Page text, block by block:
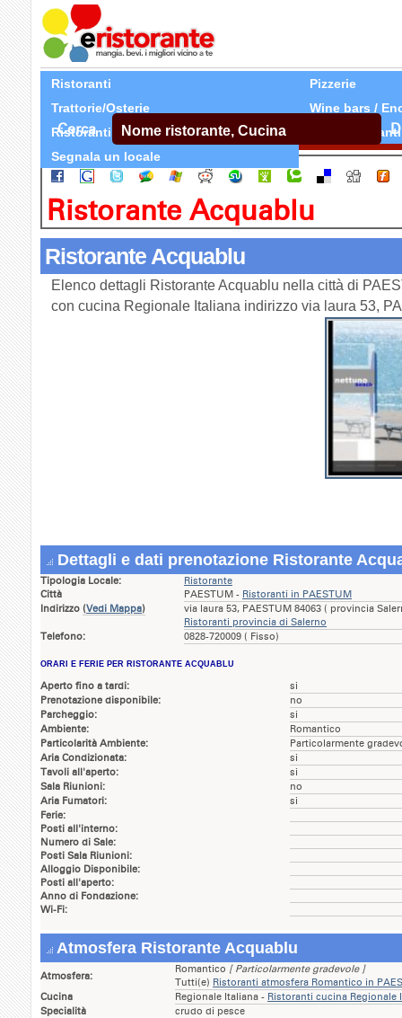
Ristoranti
Pizzerie
Trattorie/Osterie
Wine bars /
Ristoranti Etnici
Tutti Ristoranti
Segnala un locale
Cerca
Ristorante Acquablu
Ristorante Acquablu
Elenco dettagli Ristorante Acquablu nella città di
con cucina Regionale Italiana indirizzo via laura 53,
Dettagli e dati prenotazione Ristorante
Tipologia Locale:
Ristorante
Città
PAESTUM - Ristoranti in PAESTUM
Indirizzo (Vedi Mappa)
via laura 53, PAESTUM 84063 ( provincia
Ristoranti provincia di Salerno
Telefono:
0828-720009 ( Fisso)
ORARI E FERIE PER RISTORANTE ACQUABLU
Aperto fino a tardi:
si
Prenotazione disponibile:
no
Parcheggio:
si
Ambiente:
Romantico
Particolarità Ambiente:
Particolarmente
Aria Condizionata:
si
Tavoli all'aperto:
si
Sala Riunioni:
no
Aria Fumatori:
si
Ferie:
Posti all'interno:
Numero di Sale:
Posti Sala Riunioni:
Alloggio Disponibile:
Posti all'aperto:
Anno di Fondazione:
Wi-Fi:
Atmosfera Ristorante Acquablu
Atmosfera:
Romantico [ Particolarmente gradevole ]
Tutti(e) Ristoranti atmosfera Romantico in
Cucina
Regionale Italiana - Ristoranti cucina Regionale
Specialità
crudo di pesce